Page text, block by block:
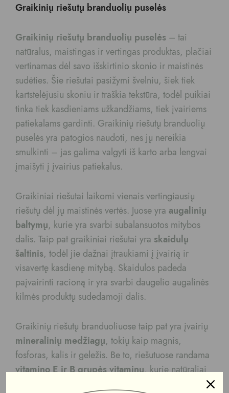
Graikinių riešutų branduolių puselės
Graikinių riešutų branduolių puselės – tai
natūralus, maistingas ir vertingas produktas, plačiai
vertinamas dėl savo išskirtinio skonio ir maistinės
sudėties. Šie riešutai pasižymi švelniu, šiek tiek
kartstelėjusiu skoniu ir traškia tekstūra, todėl puikiai
tinka tiek kasdieniams užkandžiams, tiek įvairiems
patiekalams gardinti. Graikinių riešutų branduolių
puselės yra patogios naudoti, nes jų nereikia
smulkinti – jas galima valgyti iš karto arba lengvai
įmaišyti į įvairius patiekalus.
Graikiniai riešutai laikomi vienais vertingiausių
riešutų dėl jų maistinės vertės. Juose yra augalinių
baltymų, kurie yra svarbi subalansuotos mitybos
dalis. Taip pat graikiniai riešutai yra skaidulų
šaltinis, todėl jie dažnai įtraukiami į įvairią ir
visavertę kasdienę mitybą. Skaidulos padeda
paįvairinti racioną ir yra svarbi daugelio augalinės
kilmės produktų sudedamoji dalis.
Graikinių riešutų branduoliuose taip pat yra įvairių
mineralinių medžiagų, tokių kaip magnis,
fosforas, kalis ir geležis. Be to, riešutuose randama
vitamino E ir B grupės vitaminų, kurie natūraliai